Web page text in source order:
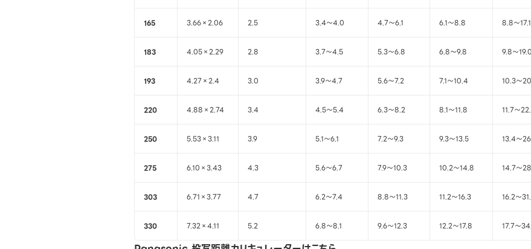
165 3.66×2.06 2.5 3.4～4.0 4.7～6.1 6.1～8.8 8.8～17.1
183 4.05×2.29 2.8 3.7～4.5 5.3～6.8 6.8～9.8 9.8～19.0
193 4.27×2.4 3.0 3.9～4.7 5.6～7.2 7.1～10.4 10.3～
220 4.88×2.74 3.4 4.5～5.4 6.3～8.2 8.1～11.8 11.7～
250 5.53×3.11 3.9 5.1～6.1 7.2～9.3 9.3～13.5 13.4～
275 6.10×3.43 4.3 5.6～6.7 7.9～10.3 10.2～14.8 14.7～
303 6.71×3.77 4.7 6.2～7.4 8.8～11.3 11.2～16.3 16.2～
330 7.32×4.11 5.2 6.8～8.1 9.6～12.3 12.2～17.8 17.7～